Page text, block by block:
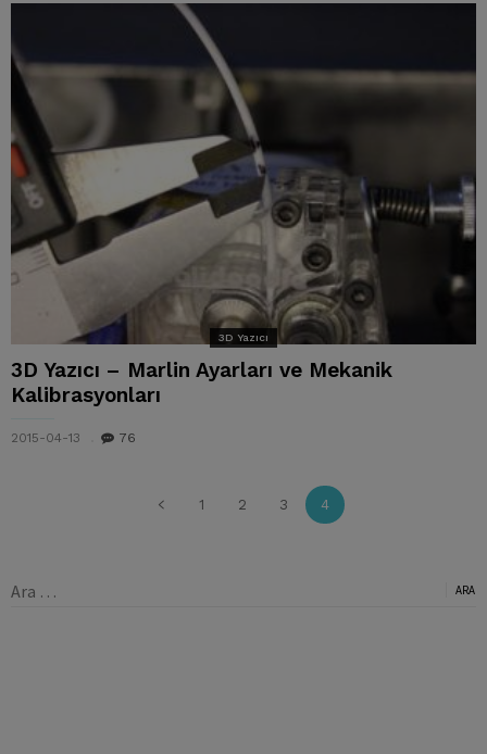
3D Yazıcı
3D Yazıcı – Marlin Ayarları ve Mekanik
Kalibrasyonları
2015-04-13 76
1 2 3 4
Arama: